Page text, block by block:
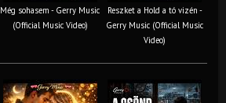
Még sohasem - Gerry Music
(Official Music Video)
Reszket a Hold a tó vizén -
Gerry Music (Official Music
Video)